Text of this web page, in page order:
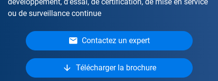
ou de surveillance continue
Contactez un expert
Télécharger la brochure